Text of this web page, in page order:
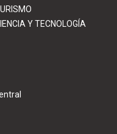
Y TECNOLOGÍA